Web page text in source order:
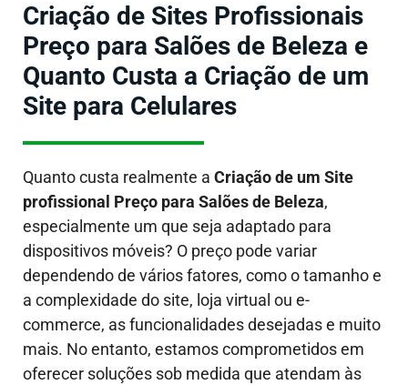
Criação de Sites Profissionais
Preço para Salões de Beleza e
Quanto Custa a Criação de um
Site para Celulares
Quanto custa realmente a Criação de um Site
profissional Preço para Salões de Beleza,
especialmente um que seja adaptado para
dispositivos móveis? O preço pode variar
dependendo de vários fatores, como o tamanho e
a complexidade do site, loja virtual ou e-
commerce, as funcionalidades desejadas e muito
mais. No entanto, estamos comprometidos em
oferecer soluções sob medida que atendam às